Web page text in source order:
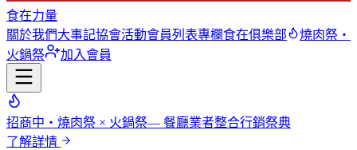
食在力量
關於我們大事記協會活動會員列表專欄食在俱樂部
燒肉祭・
火鍋祭
加入會員
招商中 ・燒肉祭 × 火鍋祭— 餐廳業者整合行銷祭典
了解詳情